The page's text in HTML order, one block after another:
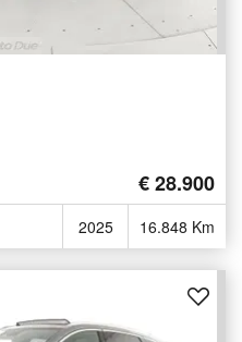
€ 28.900
2025 16.848 Km